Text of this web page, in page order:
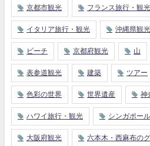
京都市観光 フランス旅行・観光
イタリア旅行・観光 沖縄県観光
ビーチ 京都府観光 山
表参道観光 建築 ツアー
色彩の世界 世界遺産 神
ハワイ旅行・観光 シンガポー
大阪府観光 六本木・西麻布の